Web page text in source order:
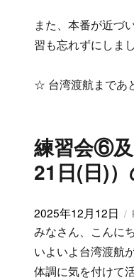
また、本番が近づ
習も忘れずにしま
☆ 台湾渡航まであ
練習会⑥
21日(日)
投
稿
日:
2025年12月12日
みなさん、こんにち
いよいよ台湾渡航
体調に気を付けて